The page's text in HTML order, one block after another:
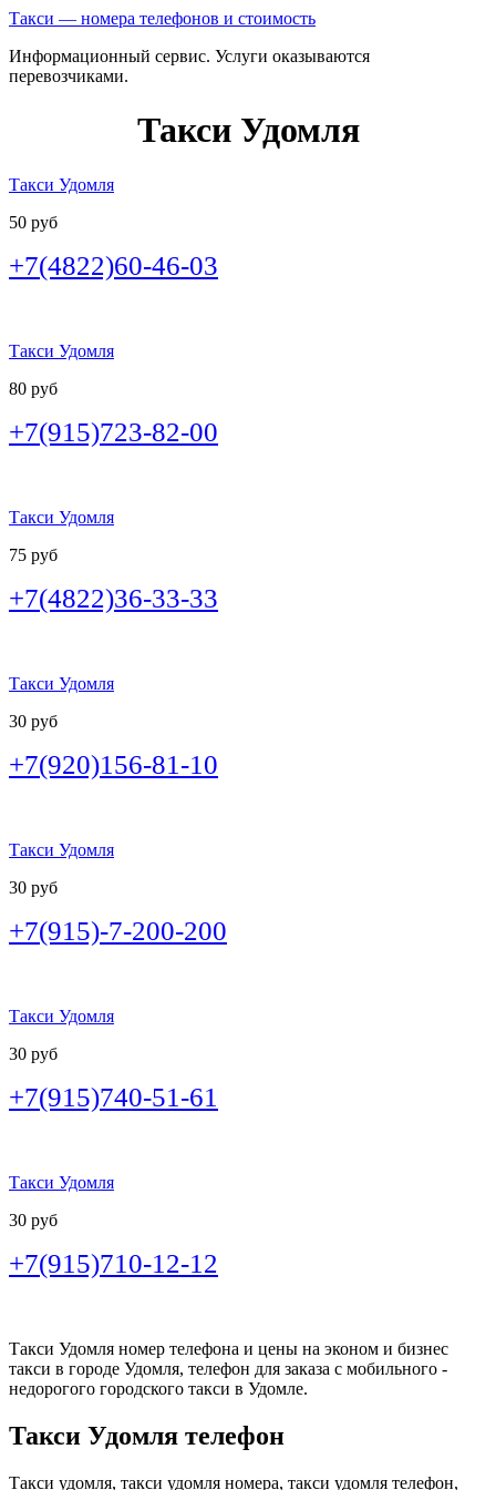
Такси — номера телефонов и стоимость
Информационный сервис. Услуги оказываются
перевозчиками.
Такси Удомля
Такси Удомля
50 руб
+7(4822)60-46-03
Такси Удомля
80 руб
+7(915)723-82-00
Такси Удомля
75 руб
+7(4822)36-33-33
Такси Удомля
30 руб
+7(920)156-81-10
Такси Удомля
30 руб
+7(915)-7-200-200
Такси Удомля
30 руб
+7(915)740-51-61
Такси Удомля
30 руб
+7(915)710-12-12
Такси Удомля номер телефона и цены на эконом и бизнес
такси в городе Удомля, телефон для заказа с мобильного -
недорогого городского такси в Удомле.
Такси Удомля телефон
Такси удомля, такси удомля номера, такси удомля телефон,